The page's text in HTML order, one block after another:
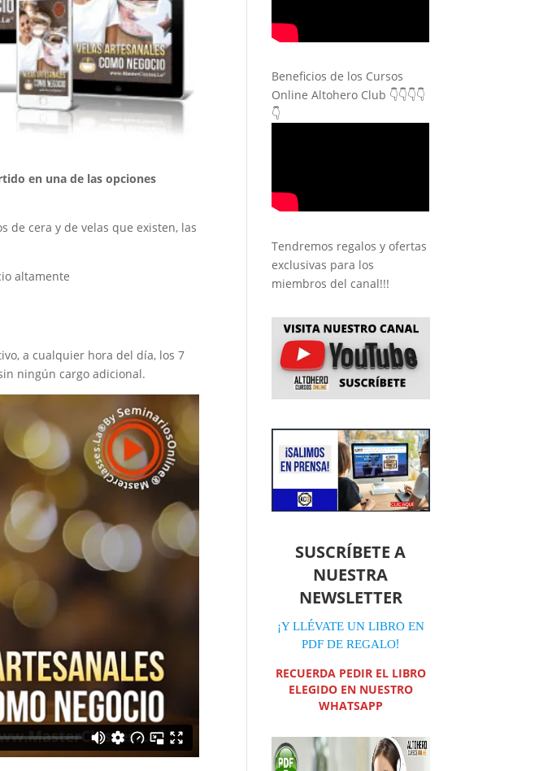
en una de las opciones
de cera y de velas que existen, las
altamente
a cualquier hora del día, los 7
ningún cargo adicional.
Beneficios de los Cursos
Online Altohero Club 👇👇👇👇
👇
Tendremos regalos y ofertas
exclusivas para los
miembros del canal!!!
SUSCRÍBETE A
NUESTRA
NEWSLETTER
¡Y LLÉVATE UN LIBRO EN
PDF DE REGALO!
RECUERDA PEDIR EL LIBRO
ELEGIDO EN NUESTRO
WHATSAPP